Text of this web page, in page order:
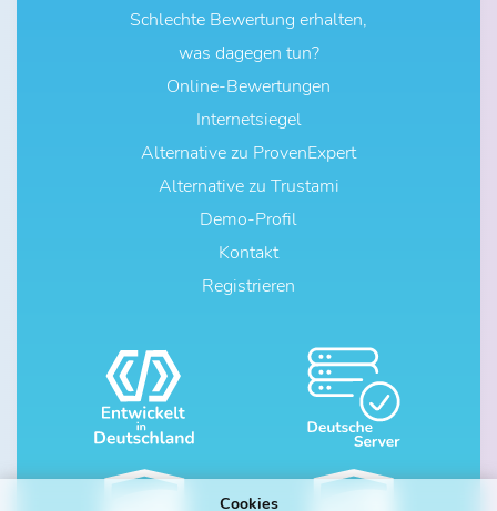
Cookies
Schlechte Bewertung erhalten,
was dagegen tun?
Online-Bewertungen
Internetsiegel
Alternative zu ProvenExpert
Alternative zu Trustami
Demo-Profil
Kontakt
Registrieren